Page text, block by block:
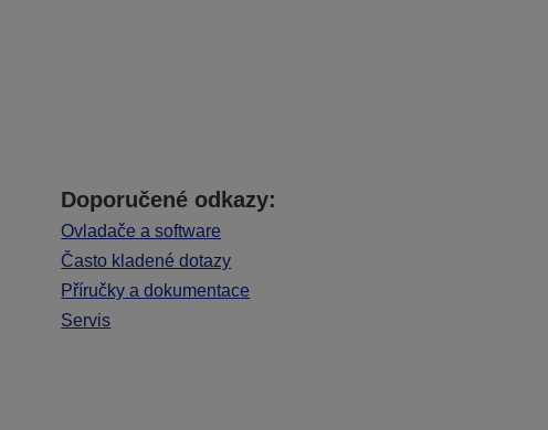
Doporučené odkazy:
Ovladače a software
Často kladené dotazy
Příručky a dokumentace
Servis